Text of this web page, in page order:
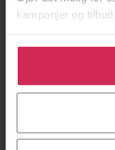
kampanjer og
Klikk på «Godta
bruke cookies for
tilpasse ditt
129,-
Jo Nesbø
Forfattere